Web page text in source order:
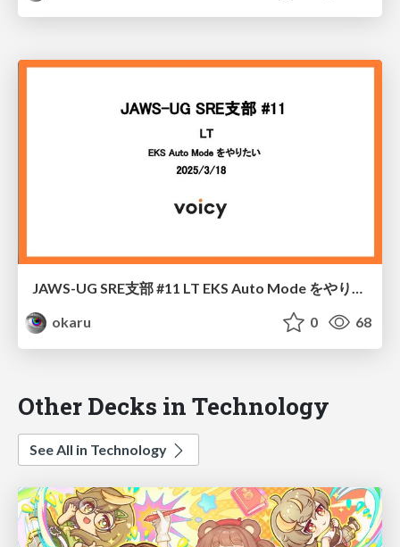
JAWS-UG SRE支部 #11 LT EKS Auto Mode をやりたい
okaru
0 68
Other Decks in Technology
See All in Technology